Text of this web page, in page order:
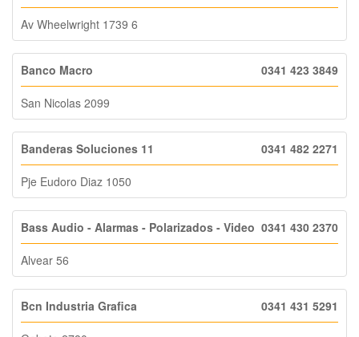
Av Wheelwright 1739 6
Banco Macro 0341 423 3849
San Nicolas 2099
Banderas Soluciones 11 0341 482 2271
Pje Eudoro Diaz 1050
Bass Audio - Alarmas - Polarizados - Video 0341 430 2370
Alvear 56
Bcn Industria Grafica 0341 431 5291